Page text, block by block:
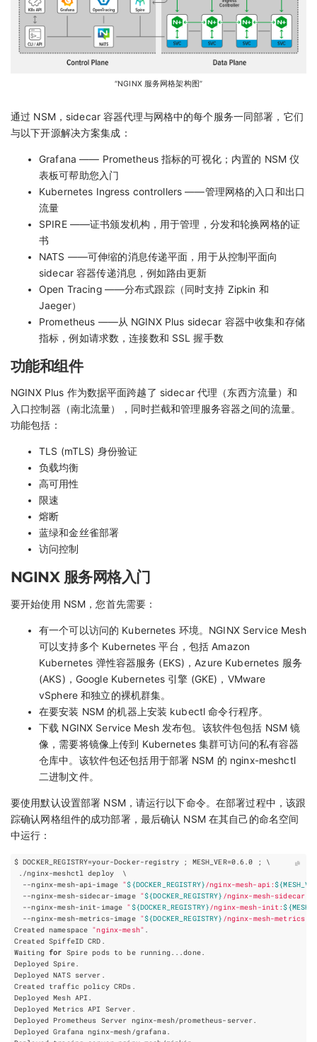
“NGINX 服务网格架构图”
通过 NSM，sidecar 容器代理与网格中的每个服务一同部署，它们
与以下开源解决方案集成：
Grafana —— Prometheus 指标的可视化；内置的 NSM 仪
表板可帮助您入门
Kubernetes Ingress controllers ——管理网格的入口和出口
流量
SPIRE ——证书颁发机构，用于管理，分发和轮换网格的证
书
NATS ——可伸缩的消息传递平面，用于从控制平面向
sidecar 容器传递消息，例如路由更新
Open Tracing ——分布式跟踪（同时支持 Zipkin 和
Jaeger）
Prometheus ——从 NGINX Plus sidecar 容器中收集和存储
指标，例如请求数，连接数和 SSL 握手数
功能和组件
NGINX Plus 作为数据平面跨越了 sidecar 代理（东西方流量）和
入口控制器（南北流量），同时拦截和管理服务容器之间的流量。
功能包括：
TLS (mTLS) 身份验证
负载均衡
高可用性
限速
熔断
蓝绿和金丝雀部署
访问控制
NGINX 服务网格入门
要开始使用 NSM，您首先需要：
有一个可以访问的 Kubernetes 环境。NGINX Service Mesh
可以支持多个 Kubernetes 平台，包括 Amazon
Kubernetes 弹性容器服务 (EKS)，Azure Kubernetes 服务
(AKS)，Google Kubernetes 引擎 (GKE)，VMware
vSphere 和独立的裸机群集。
在要安装 NSM 的机器上安装 kubectl 命令行程序。
下载 NGINX Service Mesh 发布包。该软件包包括 NSM 镜
像，需要将镜像上传到 Kubernetes 集群可访问的私有容器
仓库中。该软件包还包括用于部署 NSM 的 nginx-meshctl
二进制文件。
要使用默认设置部署 NSM，请运行以下命令。在部署过程中，该跟
踪确认网格组件的成功部署，最后确认 NSM 在其自己的命名空间
中运行：
$ DOCKER_REGISTRY=your-Docker-registry ; MESH_VER=0.6.0 ;
./nginx-meshctl deploy
  --nginx-mesh-api-image
"${DOCKER_REGISTRY}/nginx-mesh-api:${
  --nginx-mesh-sidecar-image
"${DOCKER_REGISTRY} /nginx-mesh-sidecar:
  --nginx-mesh-init-image
"${DOCKER_REGISTRY}/nginx-mesh-init:${
  --nginx-mesh-metrics-image
"${DOCKER_REGISTRY} /nginx-mesh-metrics:
Created namespace "nginx-mesh"
Waiting for